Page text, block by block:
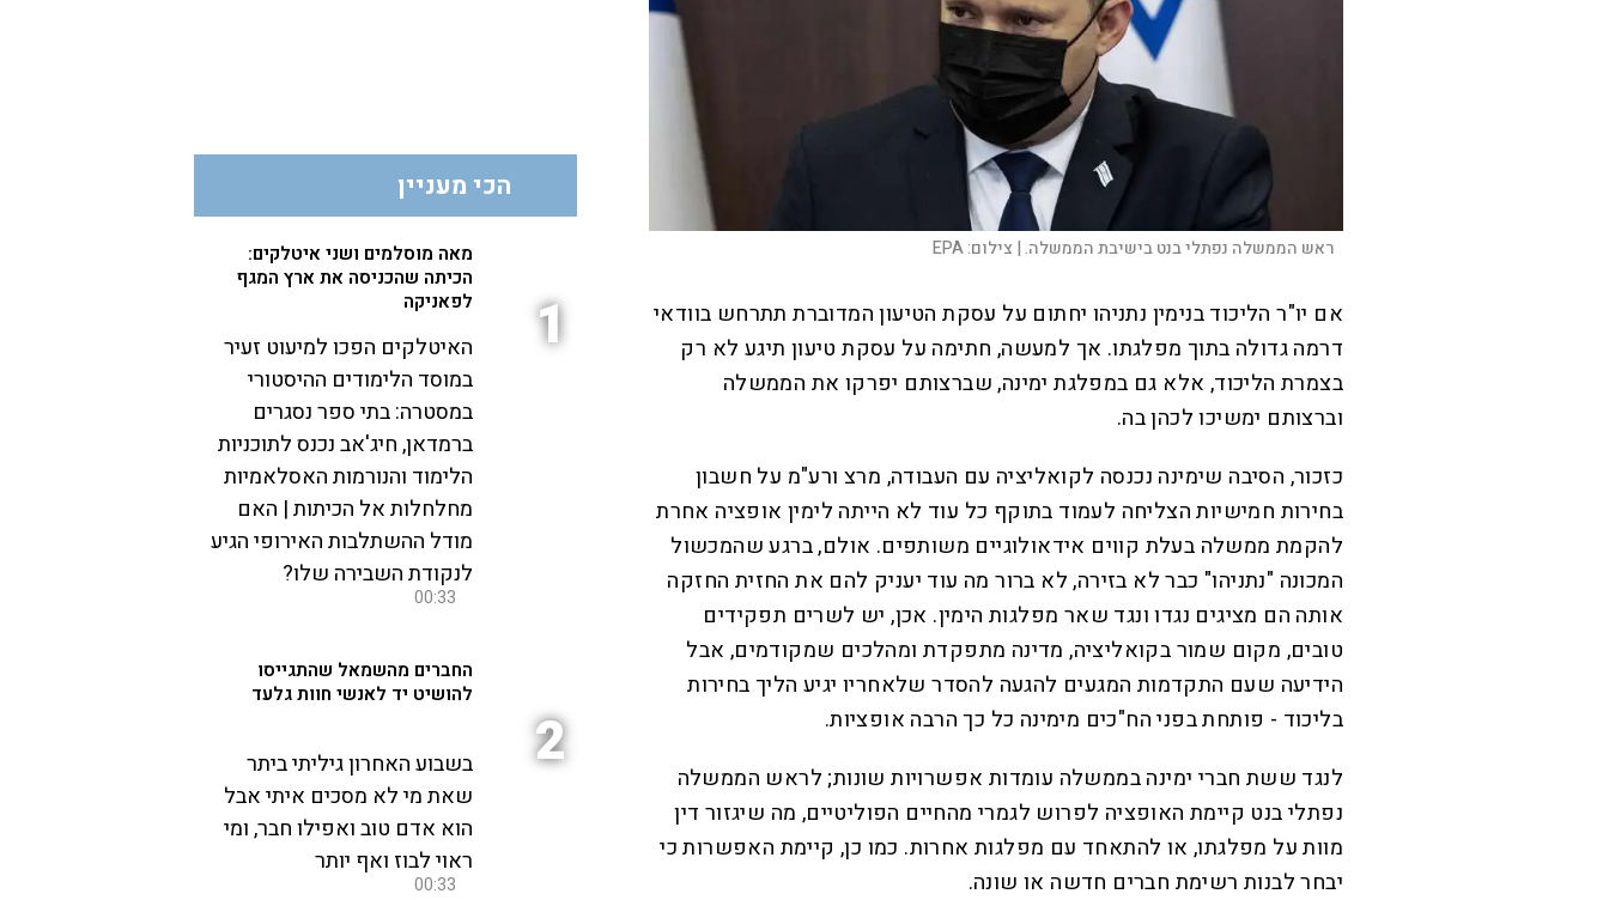
ראש הממשלה נפתלי בנט בישיבת הממשלה. | צילום:EPA
אם יו"ר הליכוד בנימין נתניהו יחתום על עסקת הטיעון המדוברת תתרחש בוודאי
דרמה גדולה בתוך מפלגתו. אך למעשה, חתימה על עסקת טיעון תיגע לא רק
בצמרת הליכוד, אלא גם במפלגת ימינה, שברצותם יפרקו את הממשלה
וברצותם ימשיכו לכהן בה.
כזכור, הסיבה שימינה נכנסה לקואליציה עם העבודה, מרצ ורע"מ על חשבון
בחירות חמישיות הצליחה לעמוד בתוקף כל עוד לא הייתה לימין אופציה אחרת
להקמת ממשלה בעלת קווים אידאולוגיים משותפים. אולם, ברגע שהמכשול
המכונה "נתניהו" כבר לא בזירה, לא ברור מה עוד יעניק להם את החזית החזקה
אותה הם מציגים נגדו ונגד שאר מפלגות הימין. אכן, יש לשרים תפקידים
טובים, מקום שמור בקואליציה, מדינה מתפקדת ומהלכים שמקודמים, אבל
הידיעה שעם התקדמות המגעים להגעה להסדר שלאחריו יגיע הליך בחירות
בליכוד - פותחת בפני הח"כים מימינה כל כך הרבה אופציות.
לנגד ששת חברי ימינה בממשלה עומדות אפשרויות שונות; לראש הממשלה
נפתלי בנט קיימת האופציה לפרוש לגמרי מהחיים הפוליטיים, מה שיגזור דין
מוות על מפלגתו, או להתאחד עם מפלגות אחרות. כמו כן, קיימת האפשרות כי
יבחר לבנות רשימת חברים חדשה או שונה.
הכי מעניין
1
מאה מוסלמים ושני איטלקים:
הכיתה שהכניסה את ארץ המגף
לפאניקה
האיטלקים הפכו למיעוט זעיר
במוסד הלימודים ההיסטורי
במסטרה: בתי ספר נסגרים
ברמדאן, חיג'אב נכנס לתוכניות
הלימוד והנורמות האסלאמיות
מחלחלות אל הכיתות | האם
מודל ההשתלבות האירופי הגיע
לנקודת השבירה שלו?
00:33
2
החברים מהשמאל שהתגייסו
להושיט יד לאנשי חוות גלעד
בשבוע האחרון גיליתי ביתר
שאת מי לא מסכים איתי אבל
הוא אדם טוב ואפילו חבר, ומי
ראוי לבוז ואף יותר
00:33